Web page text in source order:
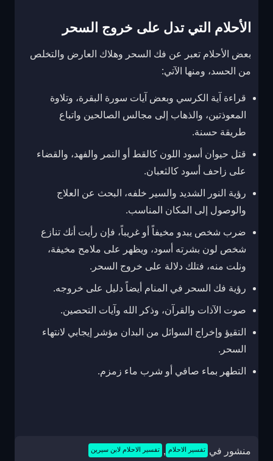
الأحلام التي تدل على خروج السحر
بعض الأحلام تعبر عن فك السحر وهلاك العارض والتخلص
من الحسد، ومنها الآتي:
قراءة آية الكرسي وبعض آيات سورة البقرة، وتلاوة
المعوذتين، والذهاب إلى مجالس الصالحين واتباع
طريقة حسنة.
قتل حيوان أسود اللون كالقط أو النمر والفهد، والقضاء
على زاحف أسود كالثعبان.
رؤية النور الشديد والسير خلفه، البحث عن العلاج
والوصول إلى المكان المناسب.
ضرب شخص يبدو مخيفاً أو غريباً، فإن رأيت أنك تنازع
شخص لون بشرته أسود، ويظهر على ملامح مخيفة،
ونلت منه، فتلك دلالة على خروج السحر.
رؤية فك السحر في المنام أيضاً دليل على خروجه.
صوت الآذات والقرآن، وذكر الله وآيات التحصين.
التقيؤ وإخراج السوائل من البدان مؤشر إيجابي لانتهاء
السحر.
التطهر بماء صافي أو شرب ماء زمزم.
منشور في تفسير الاحلام , تفسير الاحلام لابن سيرين